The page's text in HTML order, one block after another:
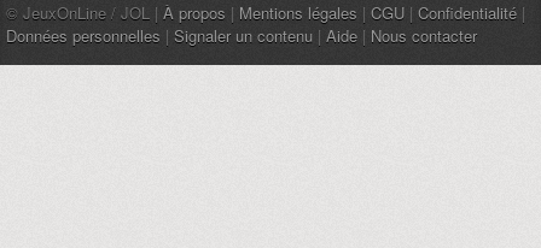
© JeuxOnLine / JOL | À propos | Mentions légales | CGU | Confidentialité |
Données personnelles | Signaler un contenu | Aide | Nous contacter